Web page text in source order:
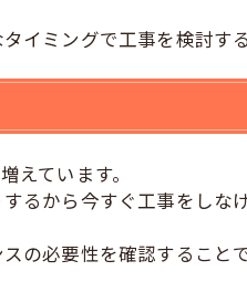
イミングで工事を検討す
えています。
るから今すぐ工事をし
の必要性を確認すること